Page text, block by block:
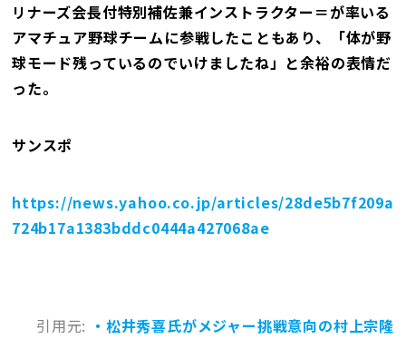
リナーズ会長付特別補佐兼インストラクター＝が率いる
アマチュア野球チームに参戦したこともあり、「体が野
球モード残っているのでいけましたね」と余裕の表情だ
った。
サンスポ
https://news.yahoo.co.jp/articles/28de5b7f209a
724b17a1383bddc0444a427068ae
引用元: ・松井秀喜氏がメジャー挑戦意向の村上宗隆